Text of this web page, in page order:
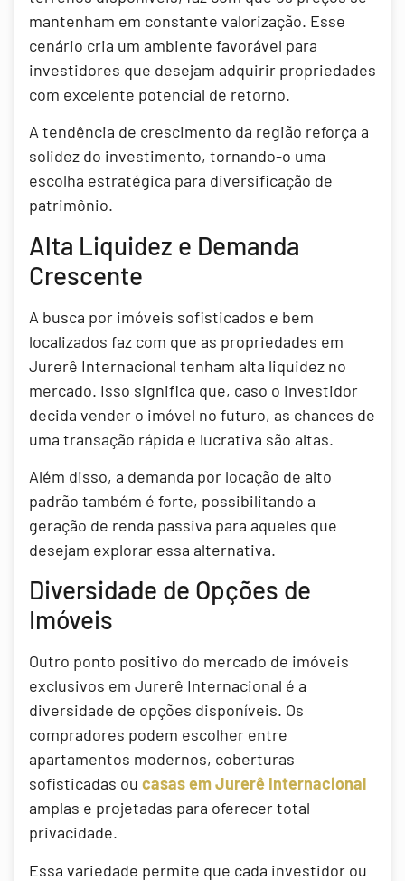
mantenham em constante valorização. Esse
cenário cria um ambiente favorável para
investidores que desejam adquirir propriedades
com excelente potencial de retorno.
A tendência de crescimento da região reforça a
solidez do investimento, tornando-o uma
escolha estratégica para diversificação de
patrimônio.
Alta Liquidez e Demanda
Crescente
A busca por imóveis sofisticados e bem
localizados faz com que as propriedades em
Jurerê Internacional tenham alta liquidez no
mercado. Isso significa que, caso o investidor
decida vender o imóvel no futuro, as chances de
uma transação rápida e lucrativa são altas.
Além disso, a demanda por locação de alto
padrão também é forte, possibilitando a
geração de renda passiva para aqueles que
desejam explorar essa alternativa.
Diversidade de Opções de
Imóveis
Outro ponto positivo do mercado de imóveis
exclusivos em Jurerê Internacional é a
diversidade de opções disponíveis. Os
compradores podem escolher entre
apartamentos modernos, coberturas
sofisticadas ou casas em Jurerê Internacional
amplas e projetadas para oferecer total
privacidade.
Essa variedade permite que cada investidor ou